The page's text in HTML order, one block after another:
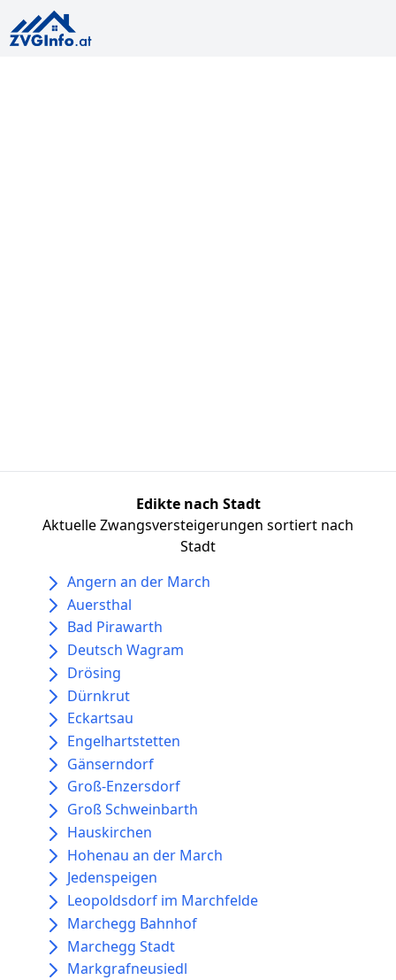
Edikte nach Stadt
Aktuelle Zwangsversteigerungen sortiert nach
Stadt
Angern an der March
Auersthal
Bad Pirawarth
Deutsch Wagram
Drösing
Dürnkrut
Eckartsau
Engelhartstetten
Gänserndorf
Groß-Enzersdorf
Groß Schweinbarth
Hauskirchen
Hohenau an der March
Jedenspeigen
Leopoldsdorf im Marchfelde
Marchegg Bahnhof
Marchegg Stadt
Markgrafneusiedl